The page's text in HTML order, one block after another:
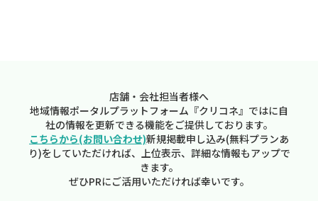
店舗・会社担当者様へ
地域情報ポータルプラットフォーム『クリコネ』ではに自
社の情報を更新できる機能をご提供しております。
こちらから(お問い合わせ)新規掲載申し込み(無料プランあ
り)をしていただければ、上位表示、詳細な情報もアップで
きます。
ぜひPRにご活用いただければ幸いです。